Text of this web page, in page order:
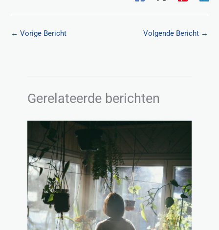
← Vorige Bericht Volgende Bericht →
Gerelateerde berichten